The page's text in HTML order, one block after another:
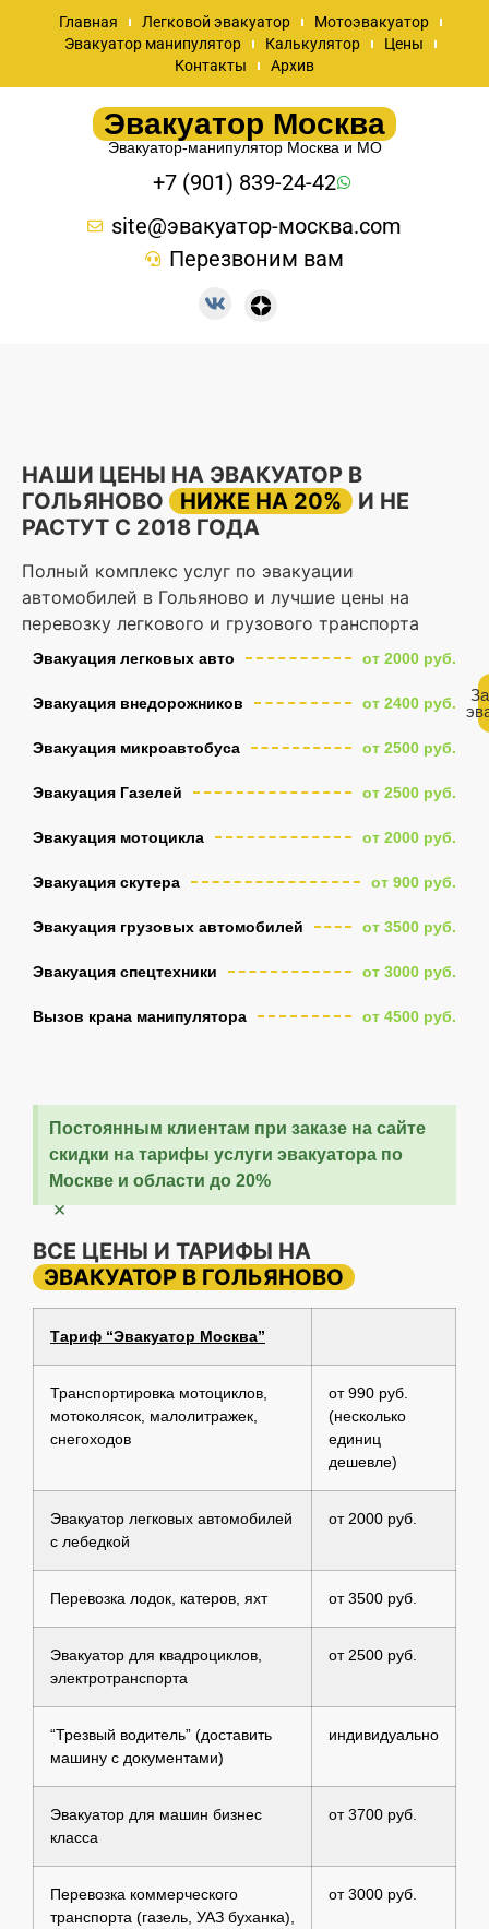
Главная Легковой эвакуатор
Мотоэвакуатор
Эвакуатор манипулятор
Калькулятор
Цены
Контакты
Архив
Эвакуатор Москва
Эвакуатор-манипулятор Москва и МО
+7 (901) 839-24-42
site@эвакуатор-москва.com
Перезвоним вам
НАШИ ЦЕНЫ НА ЭВАКУАТОР В
ГОЛЬЯНОВО
НИЖЕ НА 20%
И НЕ
РАСТУТ С 2018 ГОДА
Полный комплекс услуг по эвакуации
автомобилей в Гольяново и лучшие цены на
перевозку легкового и грузового транспорта
Эвакуация легковых авто от 2000 руб.
Эвакуация внедорожников от 2400 руб.
Эвакуация микроавтобуса от 2500 руб.
Эвакуация Газелей от 2500 руб.
Эвакуация мотоцикла от 2000 руб.
Эвакуация скутера от 900 руб.
Эвакуация грузовых автомобилей от 3500 руб.
Эвакуация спецтехники от 3000 руб.
Вызов крана манипулятора от 4500 руб.
Постоянным клиентам при заказе на сайте
скидки на тарифы услуги эвакуатора по
Москве и области до 20%
×
ВСЕ ЦЕНЫ И ТАРИФЫ НА
ЭВАКУАТОР В ГОЛЬЯНОВО
Тариф “Эвакуатор Москва”
Транспортировка мотоциклов,
мотоколясок, малолитражек,
снегоходов
от 990 руб.
(несколько
единиц
дешевле)
Эвакуатор легковых автомобилей
с лебедкой
от 2000 руб.
Перевозка лодок, катеров, яхт от 3500 руб.
Эвакуатор для квадроциклов,
электротранспорта
от 2500 руб.
“Трезвый водитель” (доставить
машину с документами)
индивидуально
Эвакуатор для машин бизнес
класса
от 3700 руб.
Перевозка коммерческого
транспорта (газель, УАЗ буханка),
от 3000 руб.